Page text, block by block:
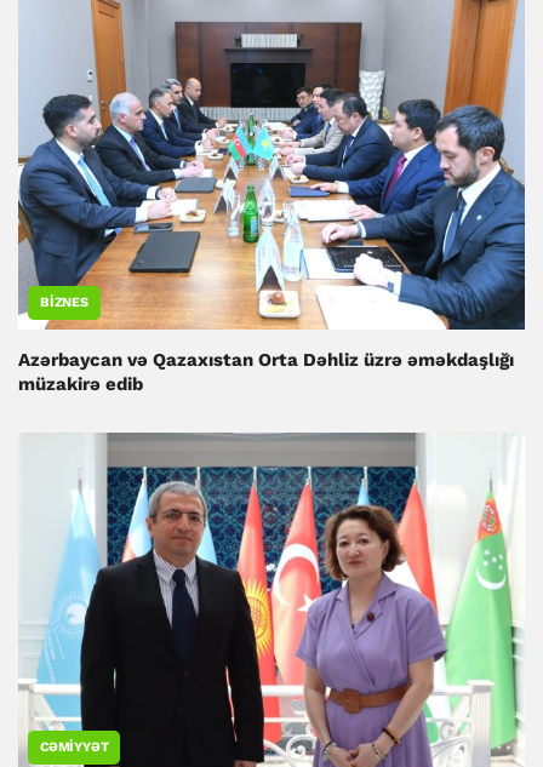
BIZNES
Azərbaycan və Qazaxıstan Orta Dəhliz üzrə əməkdaşlığı
müzakirə edib
CƏMIYYƏT